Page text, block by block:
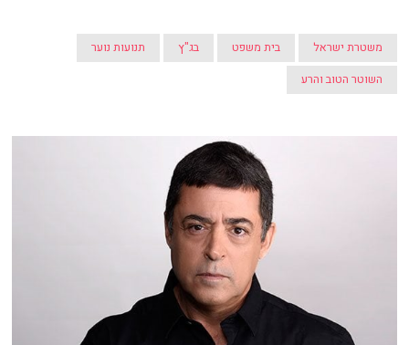
משטרת ישראל בית משפט בג"ץ
תנועות נוער
השוטר הטוב והרע